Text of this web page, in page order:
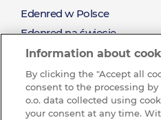
Pozyskaj nowych klientów i
O
Edenred w Polsce
Edenred na świecie
Misja i wartości
Zrównoważony rozwój
Pracuj w Grupie Edenred
Dlaczego warto u nas
Information about
By clicking the "Accept all
consent to the processing by
o.o. data collected using
your consent at any time.